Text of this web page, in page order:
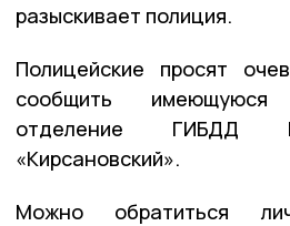
разыскивает полиция.
Полицейские просят
сообщить
отделение ГИБДД
«Кирсановский».
Можно обратиться